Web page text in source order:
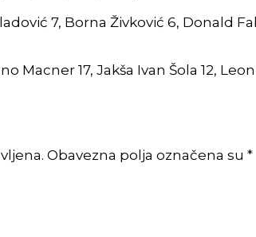
7, Borna Živković 6, Donald
Macner 17, Jakša Ivan Šola 12,
Obavezna polja označena su *